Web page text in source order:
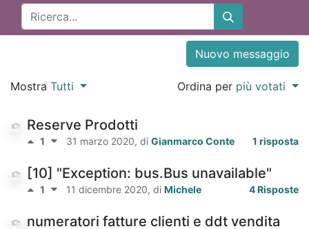
Nuovo messaggio
Mostra Tutti Ordina per più votati
Reserve Prodotti
1 31 marzo 2020, di Gianmarco Conte 1 risposta
[10] "Exception: bus.Bus unavailable"
1 11 dicembre 2020, di Michele 4 Risposte
numeratori fatture clienti e ddt vendita